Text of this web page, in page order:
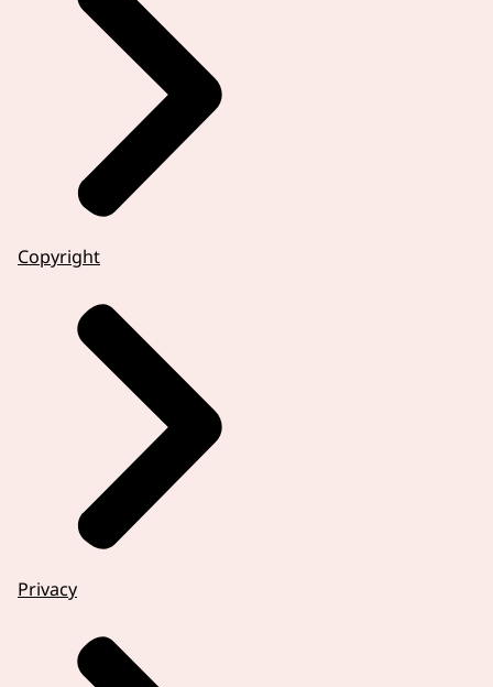
Copyright
Privacy